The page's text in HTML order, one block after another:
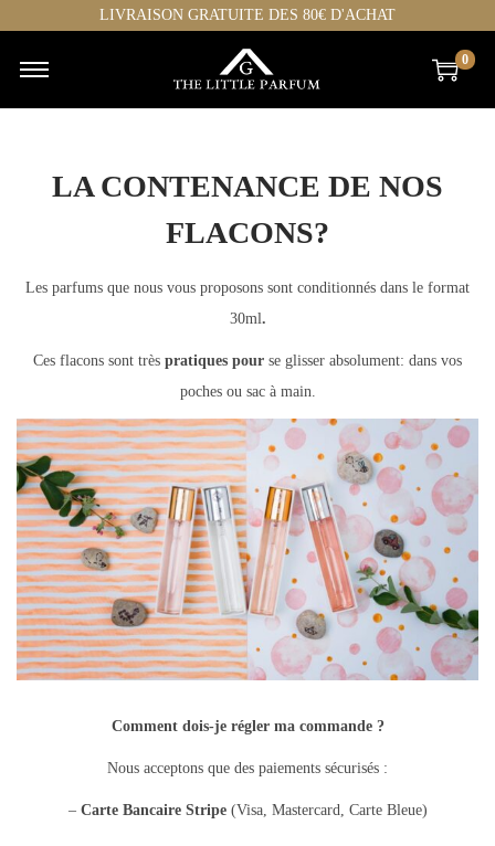
LIVRAISON GRATUITE DES 80€ D'ACHAT
0
LA CONTENANCE DE NOS
FLACONS?
Les parfums que nous vous proposons sont conditionnés dans le format
30ml.
Ces flacons sont très pratiques pour se glisser absolument: dans vos
poches ou sac à main.
Comment dois-je régler ma commande ?
Nous acceptons que des paiements sécurisés :
–Carte Bancaire Stripe (Visa, Mastercard, Carte Bleue)